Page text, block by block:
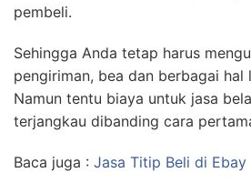
pembeli.
Sehingga Anda tetap harus
pengiriman, bea dan berbagai hal
Namun tentu biaya untuk jasa
terjangkau dibanding cara
Baca juga : Jasa Titip Beli di Ebay